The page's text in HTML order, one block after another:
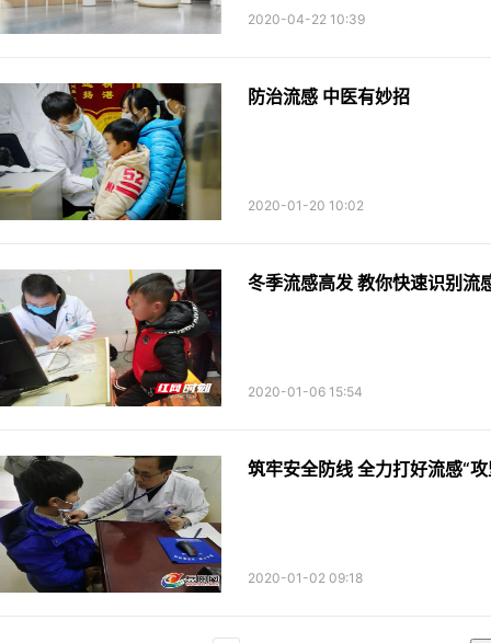
2020-04-22 10:39
防治流感 中医有妙招
2020-01-20 10:02
冬季流感高发 教你快速识别流
2020-01-06 15:54
筑牢安全防线 全力打好流感“攻
2020-01-02 09:18